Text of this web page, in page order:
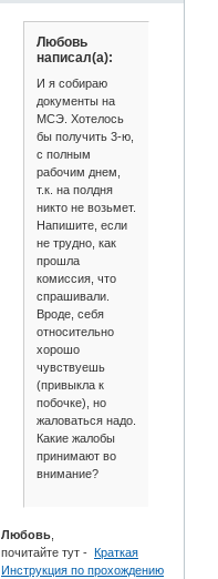
Любовь
написал(а):
И я собираю
документы на
МСЭ. Хотелось
бы получить 3-ю,
с полным
рабочим днем,
т.к. на полдня
никто не возьмет.
Напишите, если
не трудно, как
прошла
комиссия, что
спрашивали.
Вроде, себя
относительно
хорошо
чувствуешь
(привыкла к
побочке), но
жаловаться надо.
Какие жалобы
принимают во
внимание?
Любовь
почитайте тут -Краткая
Инструкция по прохождению